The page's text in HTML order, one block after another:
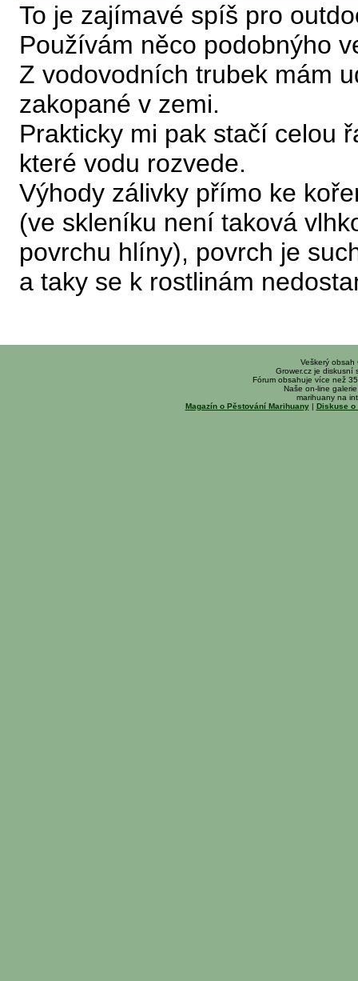
To je zajímavé spíš pro
Používám něco podobnýho
Z vodovodních trubek mám
zakopané v zemi.
Prakticky mi pak stačí celou
které vodu rozvede.
Výhody zálivky přímo ke
(ve skleníku není taková
povrchu hlíny), povrch je
a taky se k rostlinám
Veškerý obsah
Grower.cz je diskusní
Fórum obsahuje více než
Naše on-line
marihuany na
Magazín o Pěstování Marihuany| Diskuse o